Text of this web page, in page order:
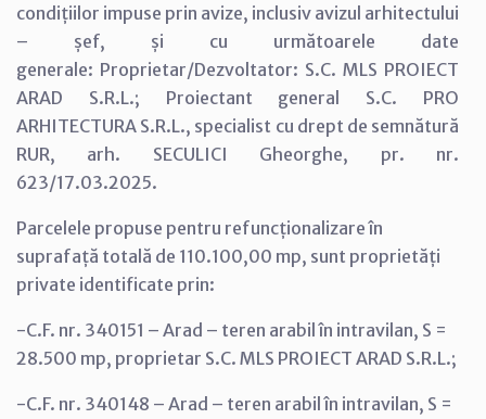
condițiilor impuse prin avize, inclusiv avizul arhitectului
– șef, și cu următoarele date
generale: Proprietar/Dezvoltator: S.C. MLS PROIECT
ARAD S.R.L.; Proiectant general S.C. PRO
ARHITECTURA S.R.L., specialist cu drept de semnătură
RUR, arh. SECULICI Gheorghe, pr. nr.
623/17.03.2025.
Parcelele propuse pentru refuncționalizare în
suprafață totală de 110.100,00 mp, sunt proprietăți
private identificate prin:
-C.F. nr. 340151 – Arad – teren arabil în intravilan, S =
28.500 mp, proprietar S.C. MLS PROIECT ARAD S.R.L.;
-C.F. nr. 340148 – Arad – teren arabil în intravilan, S =